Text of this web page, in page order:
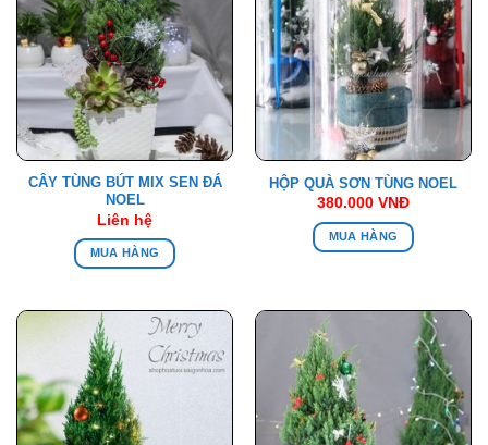
CÂY TÙNG BÚT MIX SEN ĐÁ
NOEL
Liên hệ
MUA HÀNG
HỘP QUÀ SƠN TÙNG NOEL
380.000 VNĐ
MUA HÀNG